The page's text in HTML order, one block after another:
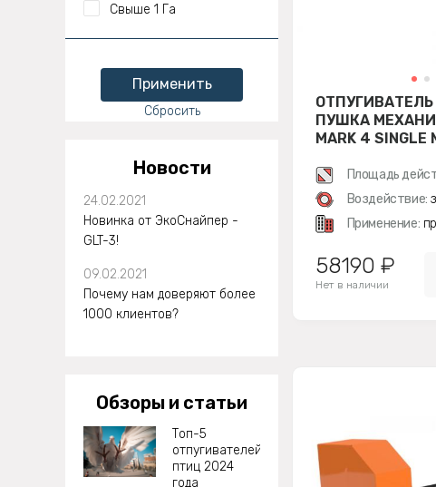
Свыше 1 Га
Применить
Сбросить
Новости
24.02.2021
Новинка от ЭкоСнайпер -
GLT-3!
09.02.2021
Почему нам доверяют более
1000 клиентов?
Обзоры и статьи
Топ-5
отпугивателей
птиц 2024
года
ПУШКА
MARK 4 SINGLE
Площадь
Воздействие:
Применение:
58190 ₽
Нет в наличии